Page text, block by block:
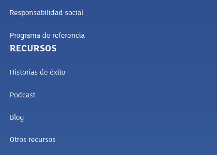
Responsabilidad social
Programa de referencia
RECURSOS
Historias de éxito
Podcast
Blog
Otros recursos